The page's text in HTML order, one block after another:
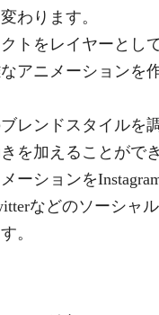
わります。
トをレイヤーとし
アニメーションを
レンドスタイルを
を加えることができ
ーションをInstagram
などのソーシャ
。